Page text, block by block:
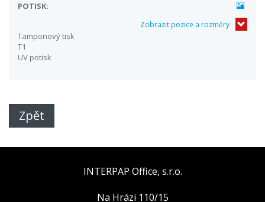
POTISK:
Zobrazit pozice a rozměry
Tamponový tisk
T1
UV potisk
Zpět
INTERPAP Office, s.r.o.
Na Hrázi 110/15